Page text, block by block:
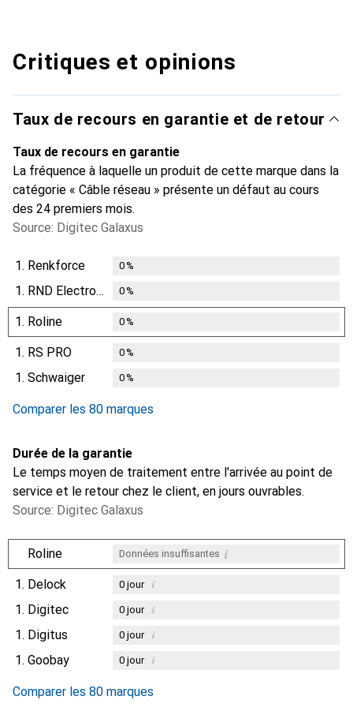
Critiques et opinions
Taux de recours en garantie et de retour
Taux de recours en garantie
La fréquence à laquelle un produit de cette marque dans la
catégorie « Câble réseau » présente un défaut au cours
des 24 premiers mois.
Source: Digitec Galaxus
1. Renkforce 0%
1. RND Electronics 0%
1. Roline 0%
1. RS PRO 0%
1. Schwaiger 0%
Comparer les 80 marques
Durée de la garantie
Le temps moyen de traitement entre l'arrivée au point de
service et le retour chez le client, en jours ouvrables.
Source: Digitec Galaxus
Roline Données insuffisantes i
1. Delock 0jour i
1. Digitec 0jour i
1. Digitus 0jour i
1. Goobay 0jour i
Comparer les 80 marques